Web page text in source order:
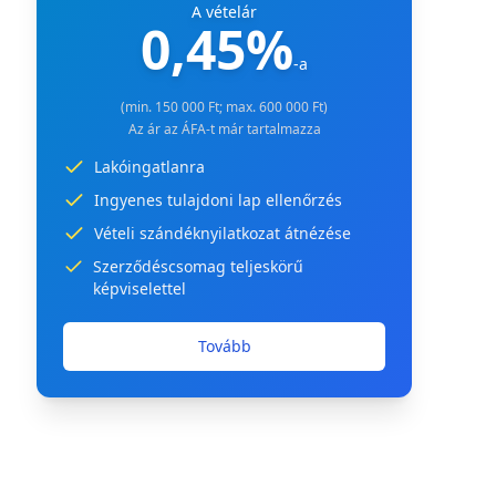
A vételár
0,45%-a
(min. 150 000 Ft; max. 600 000 Ft)
Az ár az ÁFA-t már tartalmazza
Lakóingatlanra
Ingyenes tulajdoni lap ellenőrzés
Vételi szándéknyilatkozat átnézése
Szerződéscsomag teljeskörű
képviselettel
Tovább